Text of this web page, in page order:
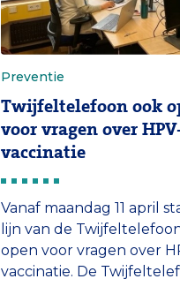
Preventie
Twijfeltelefoon ook
voor vragen over
vaccinatie
Vanaf maandag 11 april
lijn van de
open voor vragen over
vaccinatie. De